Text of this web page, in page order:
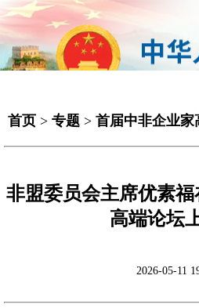
首页 > 专题 > 首届中非企业家
非盟委员会主席优素
高端论坛
2026-05-11